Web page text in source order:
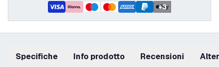
+3
Specifiche info prodotto recensioni